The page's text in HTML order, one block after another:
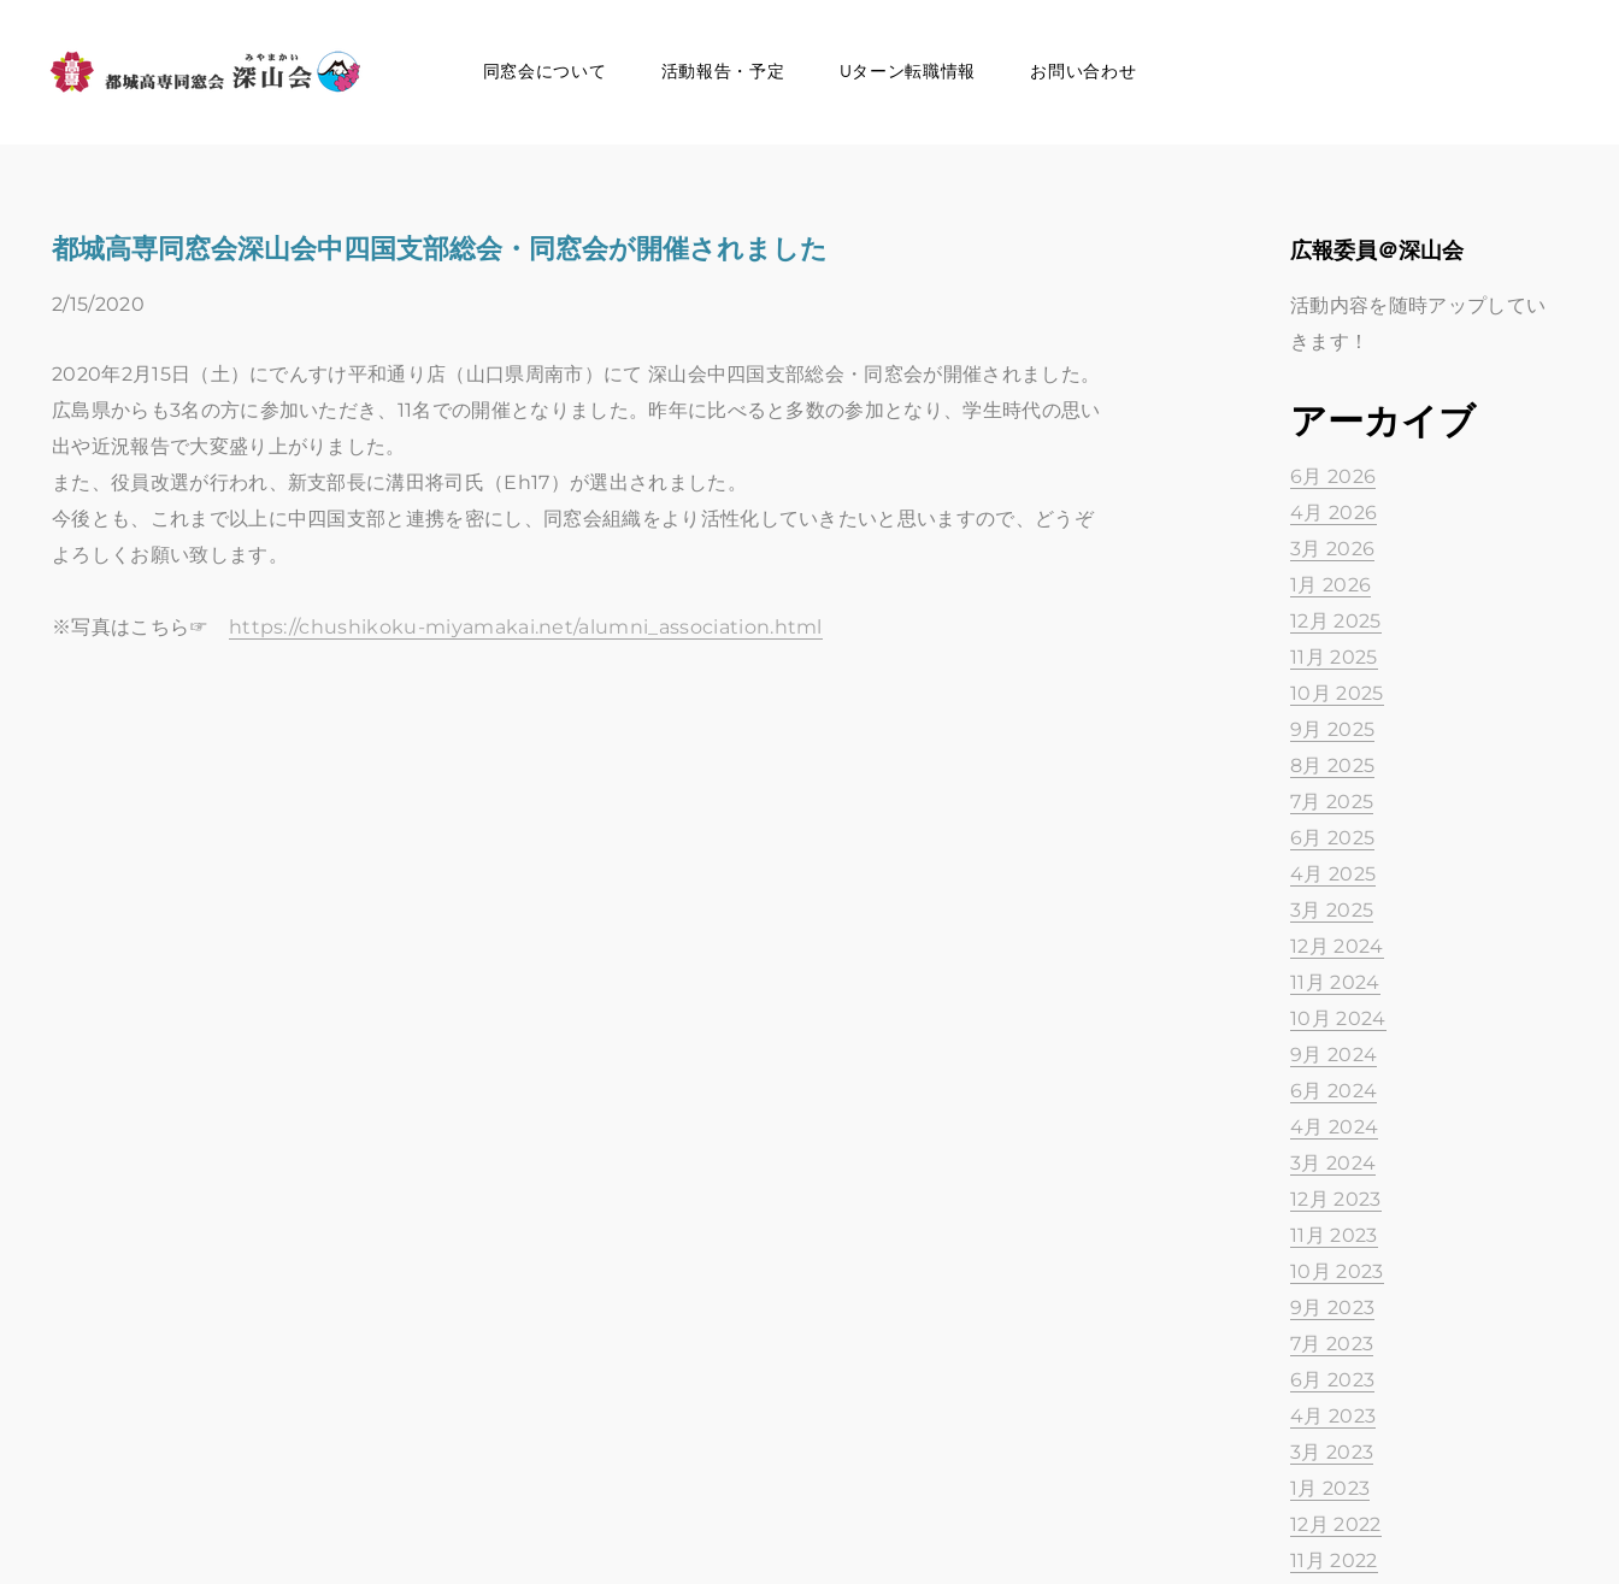
同窓会について 活動報告・予定 Uターン転職情報 お問い合わせ
都城高専同窓会深山会中四国支部総会・同窓会が開催されました
2/15/2020
2020年2月15日（土）にでんすけ平和通り店（山口県周南市）にて 深山会中四国支部総会・同窓会が開催されました。
広島県からも3名の方に参加いただき、11名での開催となりました。昨年に比べると多数の参加となり、学生時代の思い
出や近況報告で大変盛り上がりました。
また、役員改選が行われ、新支部長に溝田将司氏（Eh17）が選出されました。
今後とも、これまで以上に中四国支部と連携を密にし、同窓会組織をより活性化していきたいと思いますので、どうぞ
よろしくお願い致します。
※写真はこちら☞ https://chushikoku-miyamakai.net/alumni_association.html
広報委員＠深山会
活動内容を随時アップしてい
きます！
アーカイブ
6月 2026
4月 2026
3月 2026
1月 2026
12月 2025
11月 2025
10月 2025
9月 2025
8月 2025
7月 2025
6月 2025
4月 2025
3月 2025
12月 2024
11月 2024
10月 2024
9月 2024
6月 2024
4月 2024
3月 2024
12月 2023
11月 2023
10月 2023
9月 2023
7月 2023
6月 2023
4月 2023
3月 2023
1月 2023
12月 2022
11月 2022